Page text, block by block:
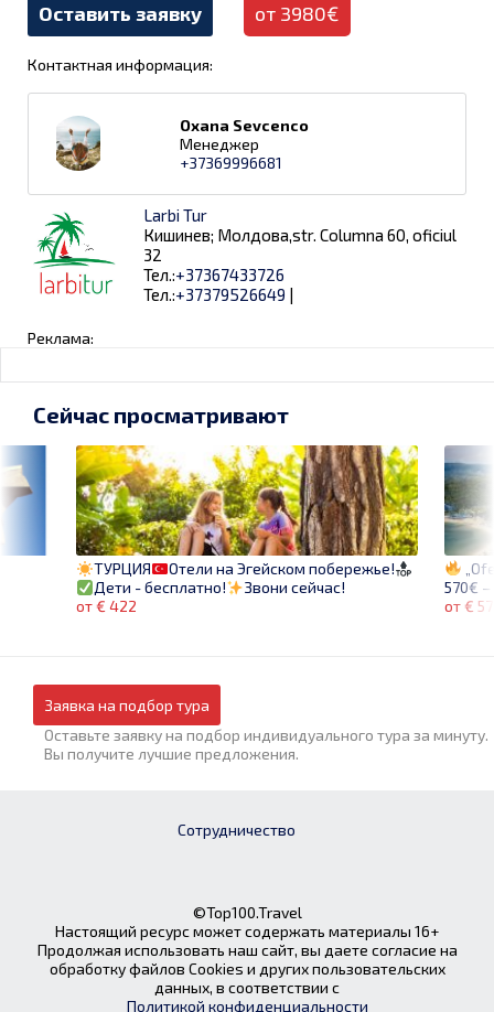
Оставить заявку от 3980€
Контактная информация:
Oxana Sevcenco
Менеджер
+37369996681
Larbi Tur
Кишинев; Молдова,str. Columna 60, oficiul
32
Тел.:+37367433726
Тел.:+37379526649 |
Реклама:
570€
от €
Сейчас просматривают
ТУРЦИЯ
Отели на Эгейском побережье!
Дети - бесплатно!
Звони сейчас!
от € 422
Заявка на подбор тура
Оставьте заявку на подбор индивидуального тура за минуту.
Вы получите лучшие предложения.
Сотрудничество
©Top100.Travel
Настоящий ресурс может содержать материалы 16+
Продолжая использовать наш сайт, вы даете согласие на
обработку файлов Cookies и других пользовательских
данных, в соответствии с
Политикой конфиденциальности